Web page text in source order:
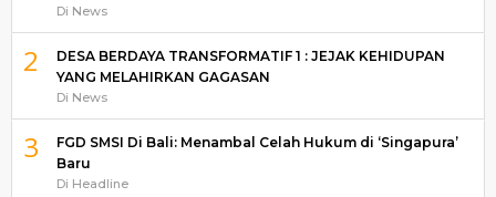
Di News
2
DESA BERDAYA TRANSFORMATIF 1 : JEJAK KEHIDUPAN
YANG MELAHIRKAN GAGASAN
Di News
3
FGD SMSI Di Bali: Menambal Celah Hukum di ‘Singapura’
Baru
Di Headline